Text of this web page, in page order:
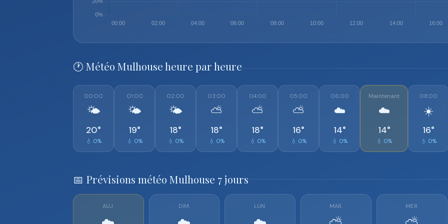
🕐 Météo Mulhouse heure par heure
00:00
🌤️
20°
💧 0%
01:00
🌤️
19°
💧 0%
02:00
🌤️
18°
💧 0%
03:00
⛅
18°
💧 0%
04:00
⛅
18°
💧 0%
05:00
⛅
16°
💧 0%
06:00
☁️
14°
💧 0%
Maintenant
☁️
14°
💧 0%
08:00
☀️
16°
💧 0%
📅 Prévisions météo Mulhouse 7 jours
AUJ. DIM. LUN. MAR. MER.